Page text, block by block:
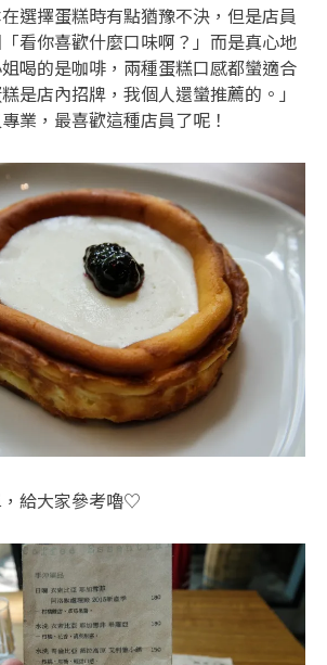
選擇蛋糕時有點猶豫不決，但是店員
看你喜歡什麼口味啊？」而是真心地
喝的是咖啡，兩種蛋糕口感都蠻適合
是店內招牌，我個人還蠻推薦的。」
業，最喜歡這種店員了呢！
給大家參考嚕♡